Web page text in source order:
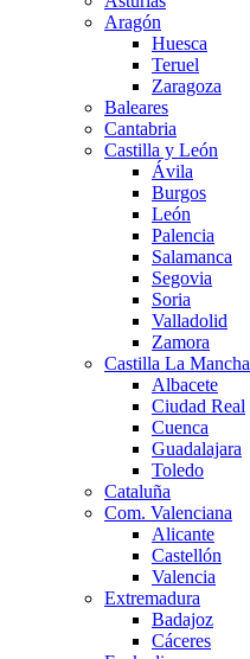
Aragón
Huesca
Teruel
Zaragoza
Baleares
Cantabria
Castilla y León
Ávila
Burgos
León
Palencia
Salamanca
Segovia
Soria
Valladolid
Zamora
Castilla La Mancha
Albacete
Ciudad Real
Cuenca
Guadalajara
Toledo
Cataluña
Com. Valenciana
Alicante
Castellón
Valencia
Extremadura
Badajoz
Cáceres